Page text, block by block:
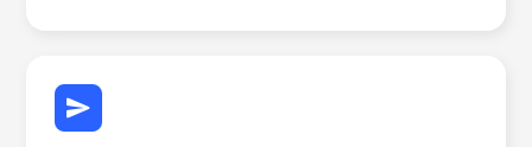
send